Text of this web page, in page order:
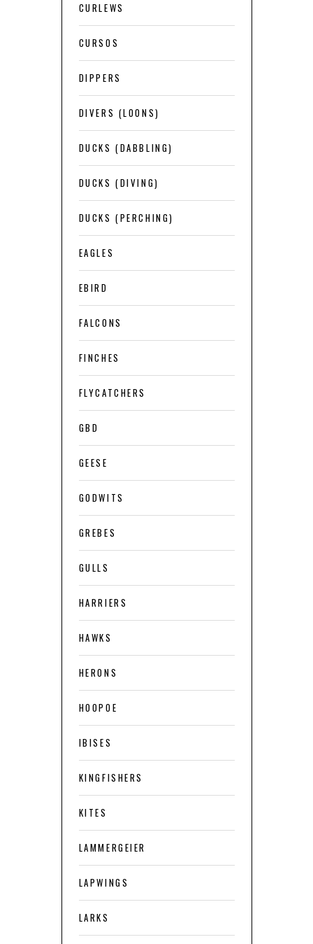
CURLEWS
CURSOS
DIPPERS
DIVERS (LOONS)
DUCKS (DABBLING)
DUCKS (DIVING)
DUCKS (PERCHING)
EAGLES
EBIRD
FALCONS
FINCHES
FLYCATCHERS
GBD
GEESE
GODWITS
GREBES
GULLS
HARRIERS
HAWKS
HERONS
HOOPOE
IBISES
KINGFISHERS
KITES
LAMMERGEIER
LAPWINGS
LARKS